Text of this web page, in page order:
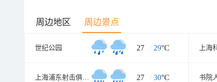
周边地区 周边景点
世纪公园 27 / 29°C 上海
上海浦东射击俱乐部 27 / 30°C 书院